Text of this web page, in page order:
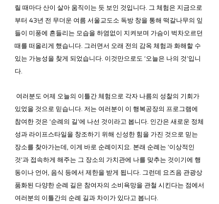
릴 때마다 산이 살아 움직이는 듯 보인 것입니다. 그 체험은 지금으로
부터 43년 전 무더운 여름 서울교도소 독방 창을 통해 떡갈나무의 잎
들이 미풍에 흔들리는 모습을 하염없이 지켜보며 가슴이 벅차오르던
때를 떠올리게 했습니다. 그러면서 오래 전의 감옥 체험과 화해할 수
있는 가능성을 찾게 되었습니다. 이것만으로도 ‘오늘은 나의 것’입니
다.
여러분도 어제 오늘의 이틀간 체험으로 각자 나름의 성찰의 기회가
있었을 것으로 믿습니다. 저는 여러분이 이 행복공장의 프로그램에
참여한 것은 ‘순례의 길’에 나선 것이라고 봅니다. 인간은 새로운 정체
성과 라이프스타일을 창조하기 위해 신성한 힘을 가진 것으로 믿는
장소를 찾아가는데, 이게 바로 순례이지요. 본래 순례는 ‘이상적인
것’과 접속하게 해주는 그 장소의 가치관에 나를 맞추는 것이기에 행
동이나 언어, 음식 등에서 제한을 받게 됩니다. 그런데 요즈음 관광상
품화된 다양한 순례 길은 참여자의 소비욕망을 관철 시킨다는 점에서
여러분의 이틀간의 순례 길과 차이가 있다고 봅니다.